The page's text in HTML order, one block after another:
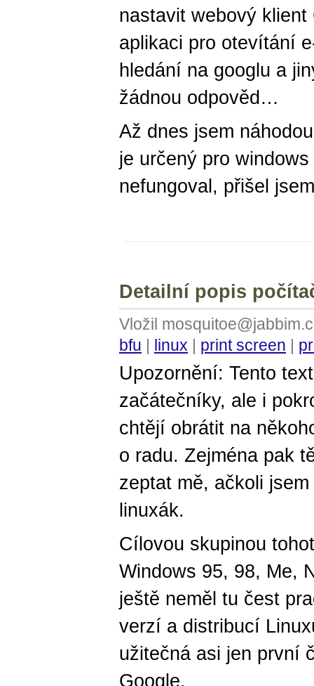
nastavit webový
aplikaci pro otevítání
hledání na googlu a
žádnou odpověd…
Až dnes jsem
je určený pro
nefungoval, přišel
Detailní popis
Vložil
bfu
linux print screen
Upozornění: Tento
začátečníky, ale i
chtějí obrátit na
o radu. Zejména pak
zeptat mě, ačkoli
linuxák.
Cílovou skupinou
Windows 95, 98, Me,
ještě neměl tu čest
verzí a distribucí
užitečná asi jen první
Google.